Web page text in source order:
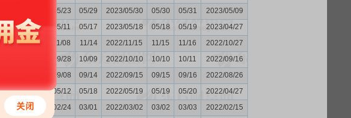
2023/05/23 05/29 2023/05/30 05/30 05/31
2023/05/09
- 2023/05/11 05/17 2023/05/18 05/18 05/19
2023/04/27
- 2022/11/08 11/14 2022/11/15 11/15 11/16
2022/10/27
2022/09/28 10/09 2022/10/10 10/10 10/11
2022/09/16
2022/09/08 09/14 2022/09/15 09/15 09/16
2022/08/26
- 2022/05/12 05/18 2022/05/19 05/19 05/20
2022/04/27
- 2022/02/24 03/01 2022/03/02 03/02 03/03
2022/02/15